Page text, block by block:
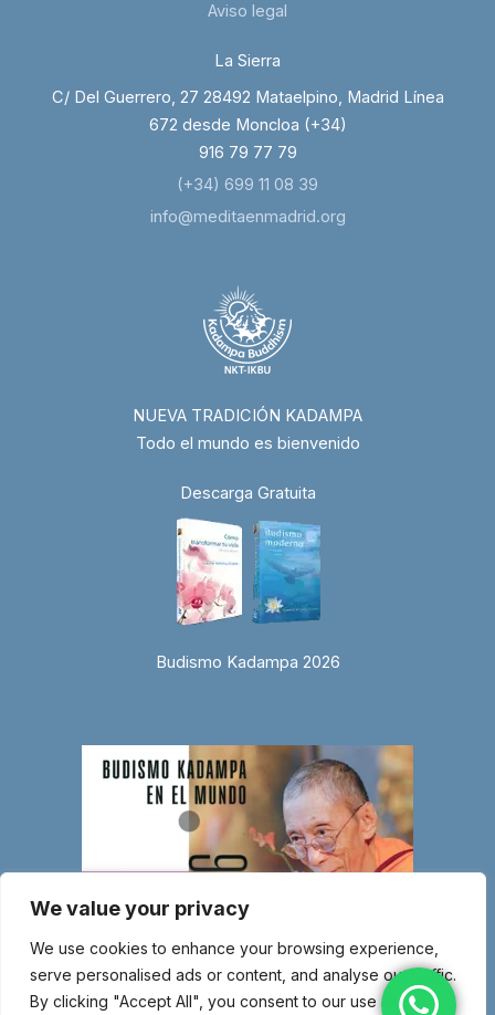
We value your privacy
We use cookies to enhance your browsing experience,
serve personalised ads or content, and analyse our traffic.
By clicking "Accept All", you consent to our use of
Aviso legal
La Sierra
C/ Del Guerrero, 27 28492 Mataelpino, Madrid Línea
672 desde Moncloa (+34)
916 79 77 79
(+34) 699 11 08 39
info@meditaenmadrid.org
NUEVA TRADICIÓN KADAMPA
Todo el mundo es bienvenido
Descarga Gratuita
Budismo Kadampa 2026